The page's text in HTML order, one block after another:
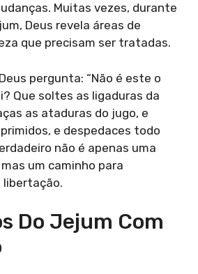
Muitas vezes, durante
Deus revela áreas de
que precisam ser tratadas.
pergunta: “Não é este o
Que soltes as ligaduras da
as ataduras do jugo, e
e despedaces todo
não é apenas uma
um caminho para
Do Jejum Com